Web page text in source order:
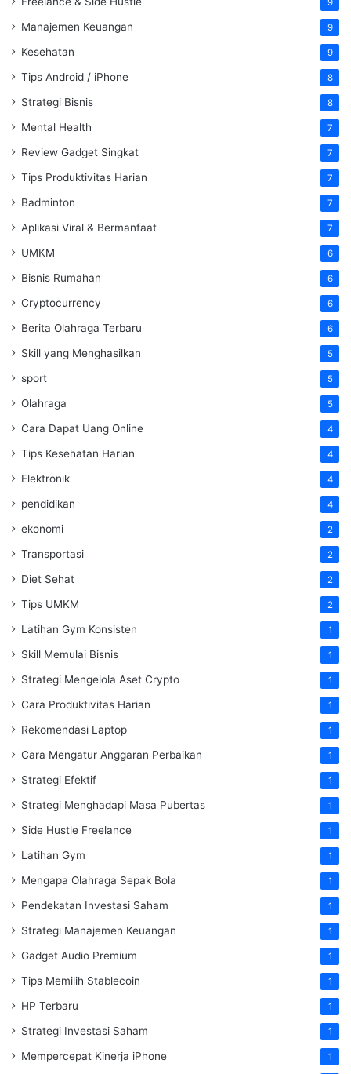
9
Manajemen Keuangan 9
Kesehatan 9
Tips Android / iPhone 8
Strategi Bisnis 8
Mental Health 7
Review Gadget Singkat 7
Tips Produktivitas Harian 7
Badminton 7
Aplikasi Viral & Bermanfaat 7
UMKM 6
Bisnis Rumahan 6
Cryptocurrency 6
Berita Olahraga Terbaru 6
Skill yang Menghasilkan 5
sport 5
Olahraga 5
Cara Dapat Uang Online 4
Tips Kesehatan Harian 4
Elektronik 4
pendidikan 4
ekonomi 2
Transportasi 2
Diet Sehat 2
Tips UMKM 2
Latihan Gym Konsisten 1
Skill Memulai Bisnis 1
Strategi Mengelola Aset Crypto 1
Cara Produktivitas Harian 1
Rekomendasi Laptop 1
Cara Mengatur Anggaran Perbaikan 1
Strategi Efektif 1
Strategi Menghadapi Masa Pubertas 1
Side Hustle Freelance 1
Latihan Gym 1
Mengapa Olahraga Sepak Bola 1
Pendekatan Investasi Saham 1
Strategi Manajemen Keuangan 1
Gadget Audio Premium 1
Tips Memilih Stablecoin 1
HP Terbaru 1
Strategi Investasi Saham 1
Mempercepat Kinerja iPhone 1